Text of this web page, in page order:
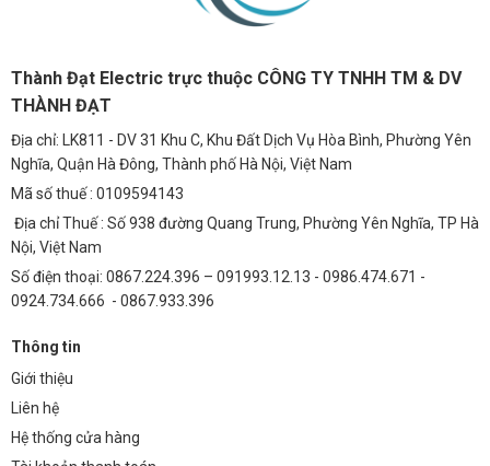
Thành Đạt Electric trực thuộc CÔNG TY TNHH TM & DV
THÀNH ĐẠT
Địa chỉ: LK811 - DV 31 Khu C, Khu Đất Dịch Vụ Hòa Bình, Phường Yên
Nghĩa, Quận Hà Đông, Thành phố Hà Nội, Việt Nam
Mã số thuế : 0109594143
Địa chỉ Thuế : Số 938 đường Quang Trung, Phường Yên Nghĩa, TP Hà
Nội, Việt Nam
Số điện thoại: 0867.224.396 – 091993.12.13 - 0986.474.671 -
0924.734.666 - 0867.933.396
Thông tin
Giới thiệu
Liên hệ
Hệ thống cửa hàng